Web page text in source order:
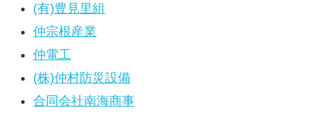
(有)豊見里組
仲宗根産業
仲電工
(株)仲村防災設備
合同会社南海商事